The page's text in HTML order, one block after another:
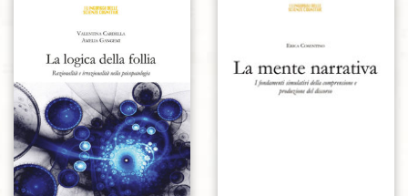
Aggiungi alla lista dei desideri Aggiungi alla lista dei desideri